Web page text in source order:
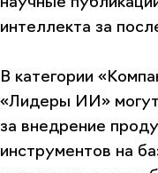
интеллекта за
В категории
«Лидеры ИИ» могут
за внедрение
инструментов на